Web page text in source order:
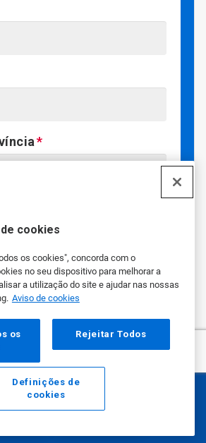
cookies
os cookies", concorda com o
no seu dispositivo para melhorar a
a utilização do site e ajudar nas nossas
Aviso de cookies
os
Rejeitar Todos
Definições de
cookies
em receber ofertas
atualizações e outras
da Ecolab?
comunicações por e-mail
contato com você por e-mail
mail Ligar